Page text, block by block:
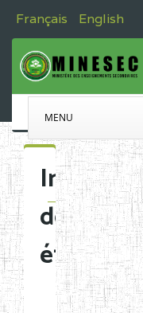
Français English
MENU
des